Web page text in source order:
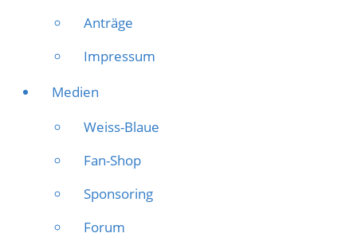
Anträge
Impressum
Medien
Weiss-Blaue
Fan-Shop
Sponsoring
Forum